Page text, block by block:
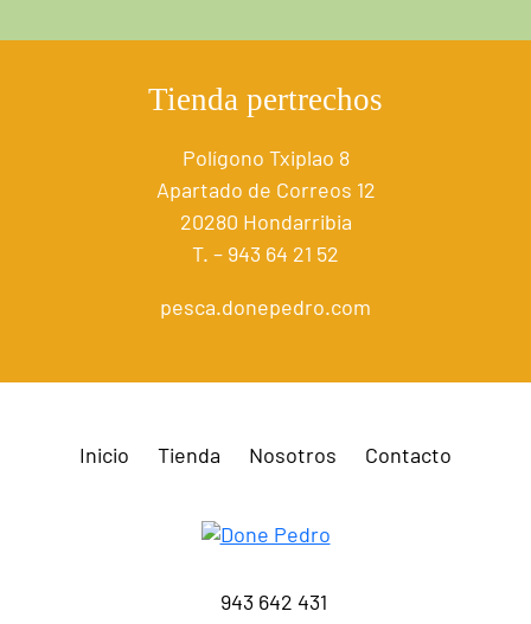
Tienda pertrechos
Polígono Txiplao 8
Apartado de Correos 12
20280 Hondarribia
T. – 943 64 21 52
pesca.donepedro.com
Inicio Tienda Nosotros Contacto
943 642 431